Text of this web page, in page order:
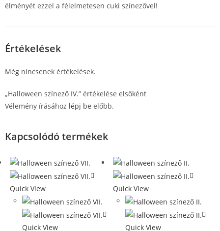
élményét ezzel a félelmetesen cuki színezővel!
Értékelések
Még nincsenek értékelések.
„Halloween színező IV.” értékelése elsőként
Vélemény írásához lépj be előbb.
Kapcsolódó termékek
Quick View
Quick View
Quick View
Quick View